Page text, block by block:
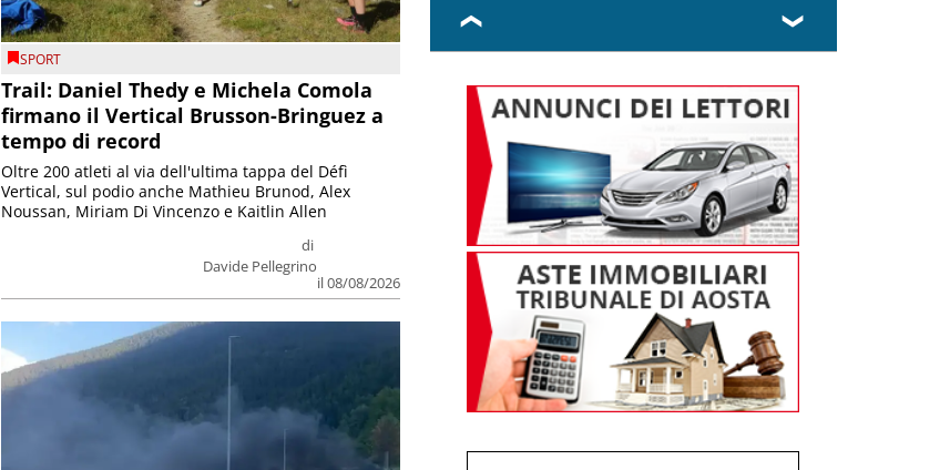
SPORT
Trail: Daniel Thedy e Michela Comola
firmano il Vertical Brusson-Bringuez a
tempo di record
di
Davide Pellegrino
il 08/08/2026
Oltre 200 atleti al via dell'ultima tappa del Défì
Vertical, sul podio anche Mathieu Brunod, Alex
Noussan, Miriam Di Vincenzo e Kaitlin Allen
❮ ❯